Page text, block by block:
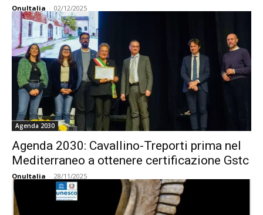
OnuItalia - 02/12/2025
Agenda 2030
Agenda 2030: Cavallino-Treporti prima nel
Mediterraneo a ottenere certificazione Gstc
OnuItalia - 28/11/2025